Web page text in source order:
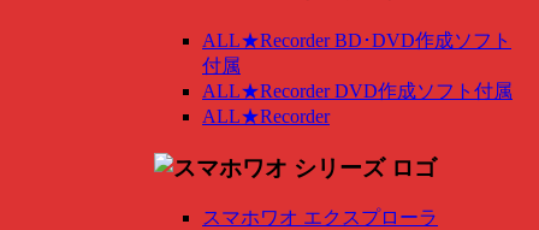
ALL★Recorder BD･DVD作成ソフト
付属
ALL★Recorder DVD作成ソフト付属
ALL★Recorder
スマホワオ エクスプローラ